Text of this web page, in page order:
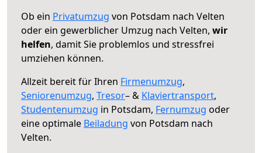
Ob ein Privatumzug von Potsdam nach Velten
oder ein gewerblicher Umzug nach Velten, wir
helfen, damit Sie problemlos und stressfrei
umziehen können.
Allzeit bereit für Ihren Firmenumzug,
Seniorenumzug, Tresor– & Klaviertransport,
Studentenumzug in Potsdam, Fernumzug oder
eine optimale Beiladung von Potsdam nach
Velten.